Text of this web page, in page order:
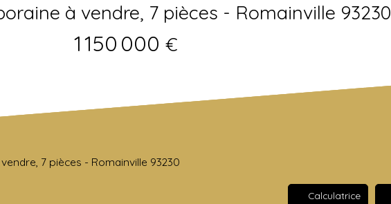
à vendre, 7 pièces - Romainville 93230
1 150 000 €
7 pièces - Romainville 93230
Calculatrice